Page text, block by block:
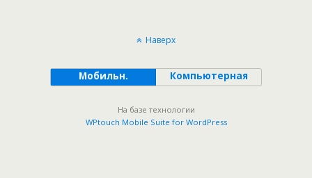
Наверх
Мобильн. Компьютерная
На базе технологии
WPtouch Mobile Suite for WordPress